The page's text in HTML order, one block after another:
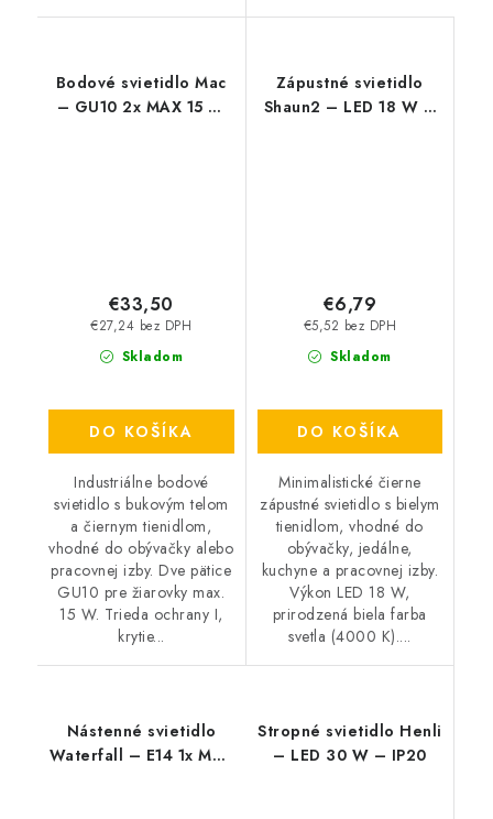
Bodové svietidlo Mac
– GU10 2x MAX 15 W
Skladom
€27,24 bez DPH
€33,50
DO KOŠÍKA
Industriálne bodové
svietidlo s bukovým telom
a čiernym tienidlom,
vhodné do obývačky alebo
pracovnej izby. Dve pätice
GU10 pre žiarovky max.
15 W. Trieda ochrany I,
krytie...
Zápustné svietidlo
Shaun2 – LED 18 W –
Skladom
€5,52 bez DPH
€6,79
DO KOŠÍKA
Minimalistické čierne
zápustné svietidlo s bielym
tienidlom, vhodné do
obývačky, jedálne,
kuchyne a pracovnej izby.
Výkon LED 18 W,
prirodzená biela farba
svetla (4000 K)....
Nástenné svietidlo
Waterfall – E14 1x MAX
Stropné svietidlo Henli
– LED 30 W – IP20